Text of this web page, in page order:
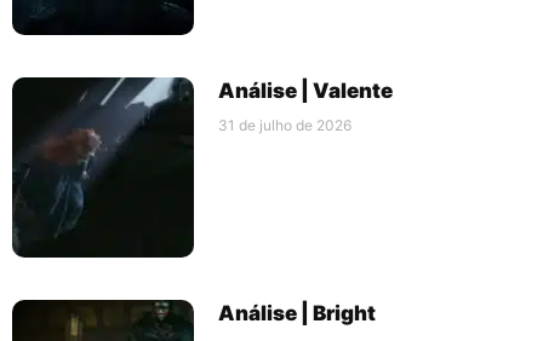
Análise | Valente
31 de julho de 2026
Análise | Bright